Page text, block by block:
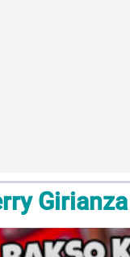
Girianza